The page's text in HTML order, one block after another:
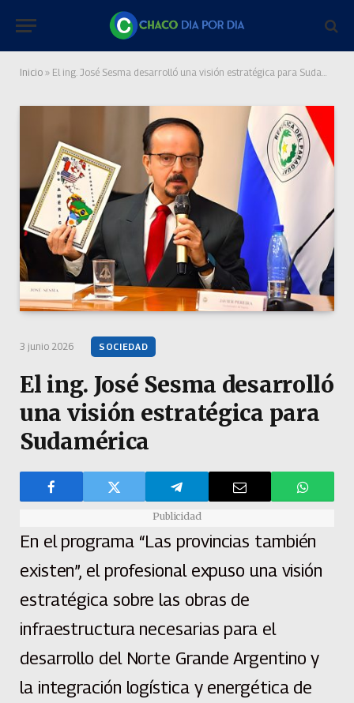
Inicio » El ing. José Sesma desarrolló una visión estratégica para Sudamérica
3 junio 2026 SOCIEDAD
El ing. José Sesma desarrolló
una visión estratégica para
Sudamérica
Publicidad
En el programa “Las provincias también
existen”, el profesional expuso una visión
estratégica sobre las obras de
infraestructura necesarias para el
desarrollo del Norte Grande Argentino y
la integración logística y energética de